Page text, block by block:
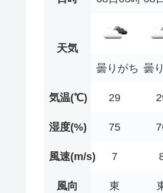
天気
曇りがち 曇
気温(℃) 29
湿度(%) 75
風速(m/s) 7
風向 東